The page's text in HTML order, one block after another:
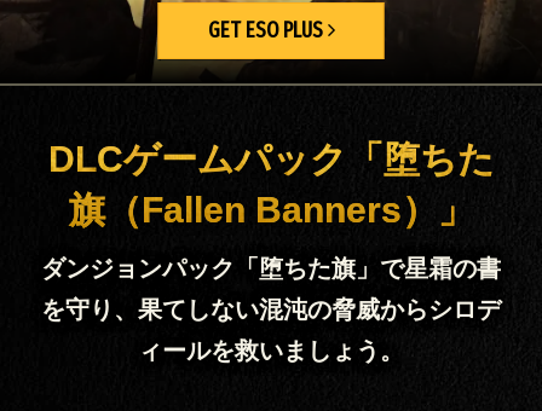
GET ESO PLUS
DLCゲームパック「堕ちた
旗（Fallen Banners）」
ダンジョンパック「堕ちた旗」で星霜の書
を守り、果てしない混沌の脅威からシロデ
ィールを救いましょう。